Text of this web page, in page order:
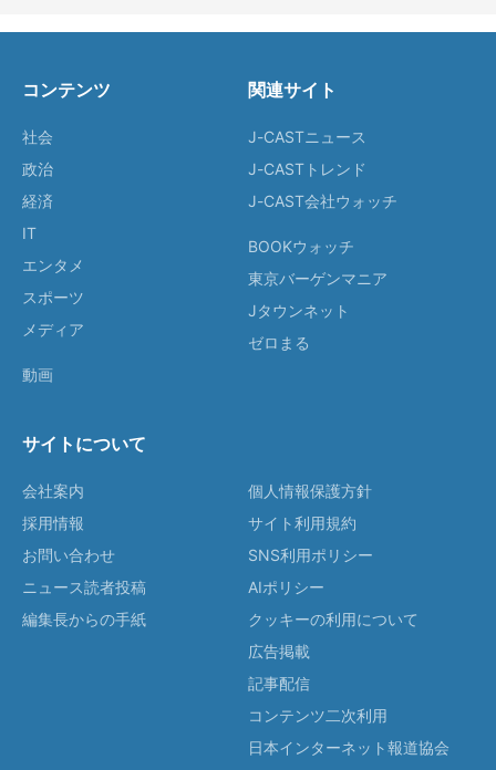
コンテンツ
社会
政治
経済
IT
エンタメ
スポーツ
メディア
動画
関連サイト
J-CASTニュース
J-CASTトレンド
J-CAST会社ウォッチ
BOOKウォッチ
東京バーゲンマニア
Jタウンネット
ゼロまる
サイトについて
会社案内
採用情報
お問い合わせ
ニュース読者投稿
編集長からの手紙
個人情報保護方針
サイト利用規約
SNS利用ポリシー
AIポリシー
クッキーの利用について
広告掲載
記事配信
コンテンツ二次利用
日本インターネット報道協会